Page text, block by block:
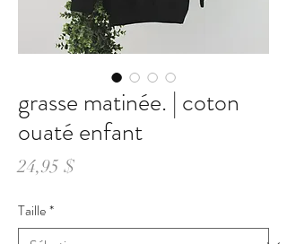
grasse matinée. | coton
ouaté enfant
24,95 $
Taille*